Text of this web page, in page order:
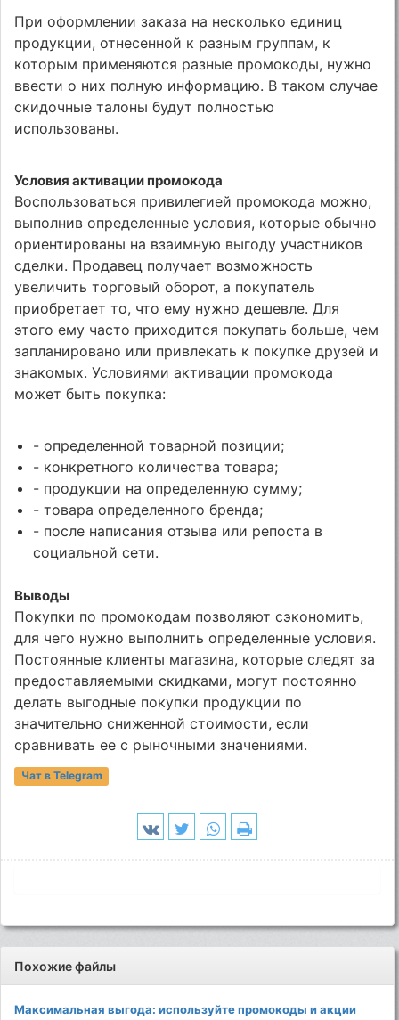
При оформлении заказа на несколько единиц
продукции, отнесенной к разным группам, к
которым применяются разные промокоды, нужно
ввести о них полную информацию. В таком случае
скидочные талоны будут полностью
использованы.
Условия активации промокода
Воспользоваться привилегией промокода можно,
выполнив определенные условия, которые обычно
ориентированы на взаимную выгоду участников
сделки. Продавец получает возможность
увеличить торговый оборот, а покупатель
приобретает то, что ему нужно дешевле. Для
этого ему часто приходится покупать больше, чем
запланировано или привлекать к покупке друзей и
знакомых. Условиями активации промокода
может быть покупка:
- определенной товарной позиции;
- конкретного количества товара;
- продукции на определенную сумму;
- товара определенного бренда;
- после написания отзыва или репоста в
социальной сети.
Выводы
Покупки по промокодам позволяют сэкономить,
для чего нужно выполнить определенные условия.
Постоянные клиенты магазина, которые следят за
предоставляемыми скидками, могут постоянно
делать выгодные покупки продукции по
значительно сниженной стоимости, если
сравнивать ее с рыночными значениями.
Чат в Telegram
Похожие файлы
Максимальная выгода: используйте промокоды и акции